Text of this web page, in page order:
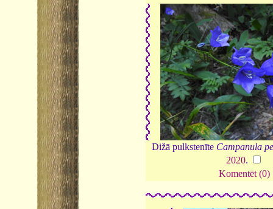
Dižā pulkstenīte Campanula
2020.
Komentēt (0)